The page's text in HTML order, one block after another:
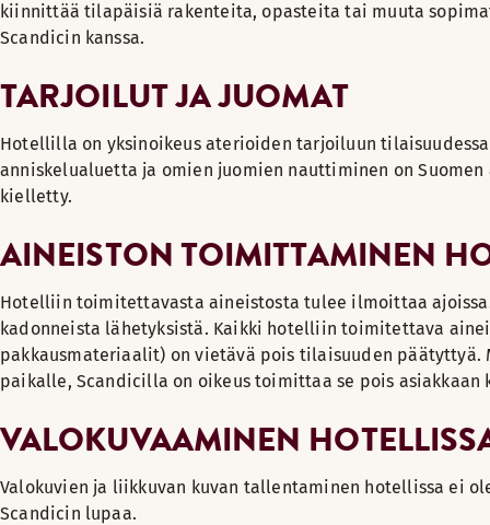
kiinnittää tilapäisiä rakenteita, opasteita tai muuta
Scandicin kanssa.
TARJOILUT JA JUOMAT
Hotellilla on yksinoikeus aterioiden tarjoiluun
anniskelualuetta ja omien juomien nauttiminen on
kielletty.
AINEISTON TOIMITTAMINEN
Hotelliin toimitettavasta aineistosta tulee ilmoittaa
kadonneista lähetyksistä. Kaikki hotelliin toimitettava
pakkausmateriaalit) on vietävä pois tilaisuuden päätyttyä.
paikalle, Scandicilla on oikeus toimittaa se pois asiakkaan
VALOKUVAAMINEN
Valokuvien ja liikkuvan kuvan tallentaminen hotellissa ei
Scandicin lupaa.